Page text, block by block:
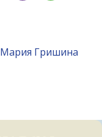
Мария Гришина